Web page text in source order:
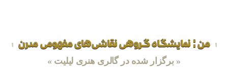
من ¦ نمایشگاه گروهی نقاشی‌های مفهومی مدرن
« برگزار شده در گالری هنری لیلیت »